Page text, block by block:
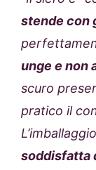
stende con
unge e non
scuro
pratico il
soddisfatta